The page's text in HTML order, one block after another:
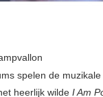
spelen de
heerlijk wilde I Am